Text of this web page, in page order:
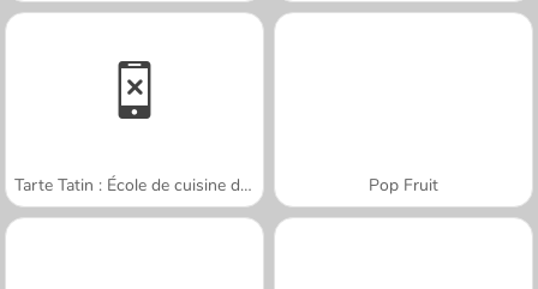
Tarte Tatin : École de cuisine de Sara Pop Fruit